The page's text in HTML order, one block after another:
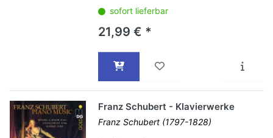
sofort lieferbar
21,99 € *
Franz Schubert - Klavierwerke
Franz Schubert (1797-1828)